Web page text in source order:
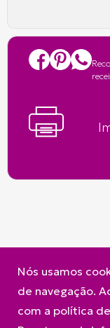
Nós usamos
de navegação.
com a política
A Frimesa
Política de